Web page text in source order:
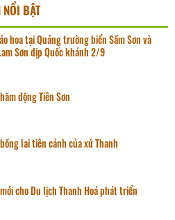
NỔI BẬT
hoa tại Quảng trường biển Sầm Sơn và
Sơn dịp Quốc khánh 2/9
động Tiên Sơn
lai tiên cảnh của xứ Thanh
cho Du lịch Thanh Hoá phát triển